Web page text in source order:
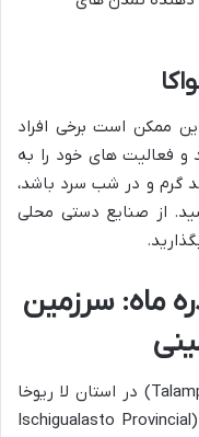
ممکن است برخی افراد
و فعالیت های خود را به
گرم و در شب سرد باشد،
از صنایع دستی محلی
دره ماه: سرزمین
پارک ملی تالامپایا (Talampaya National Park) در استان لا ریوخا
(La Rioja) و پارک استانی ایچیگوالاستو (Ischigualasto Provincial